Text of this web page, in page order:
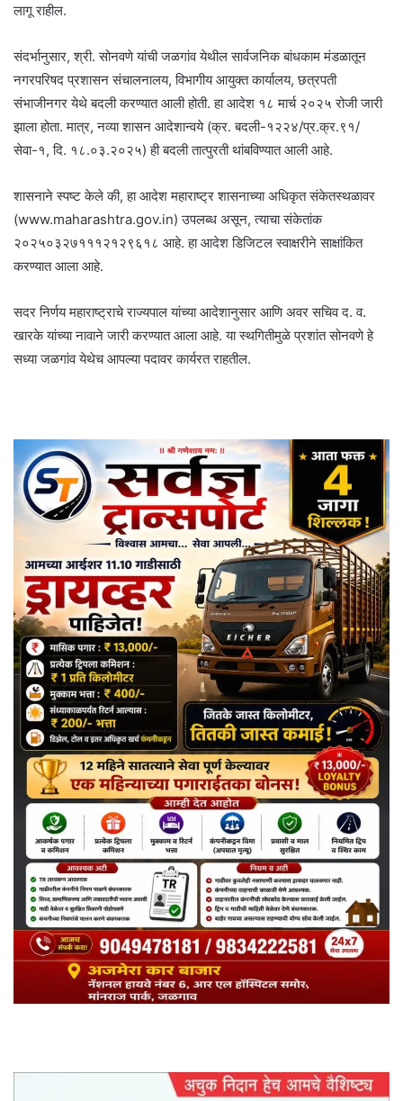
लागू राहील.
संदर्भानुसार, श्री. सोनवणे यांची जळगांव येथील सार्वजनिक बांधकाम मंडळातून
नगरपरिषद प्रशासन संचालनालय, विभागीय आयुक्त कार्यालय, छत्रपती
संभाजीनगर येथे बदली करण्यात आली होती. हा आदेश १८ मार्च २०२५ रोजी जारी
झाला होता. मात्र, नव्या शासन आदेशान्वये (क्र. बदली-१२२४/प्र.क्र.९१/
सेवा-१, दि. १८.०३.२०२५) ही बदली तात्पुरती थांबविण्यात आली आहे.
शासनाने स्पष्ट केले की, हा आदेश महाराष्ट्र शासनाच्या अधिकृत संकेतस्थळावर
(www.maharashtra.gov.in) उपलब्ध असून, त्याचा संकेतांक
२०२५०३२७१११२१२९६१८ आहे. हा आदेश डिजिटल स्वाक्षरीने साक्षांकित
करण्यात आला आहे.
सदर निर्णय महाराष्ट्राचे राज्यपाल यांच्या आदेशानुसार आणि अवर सचिव द. व.
खारके यांच्या नावाने जारी करण्यात आला आहे. या स्थगितीमुळे प्रशांत सोनवणे हे
सध्या जळगांव येथेच आपल्या पदावर कार्यरत राहतील.